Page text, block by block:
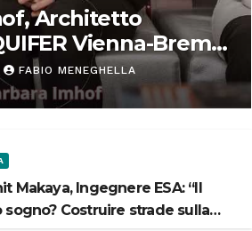
Architetto
Vienna-Brema:
habitat per lo
FABIO MENEGHELLA
Makaya, Ingegnere ESA: “Il
sogno? Costruire strade sulla